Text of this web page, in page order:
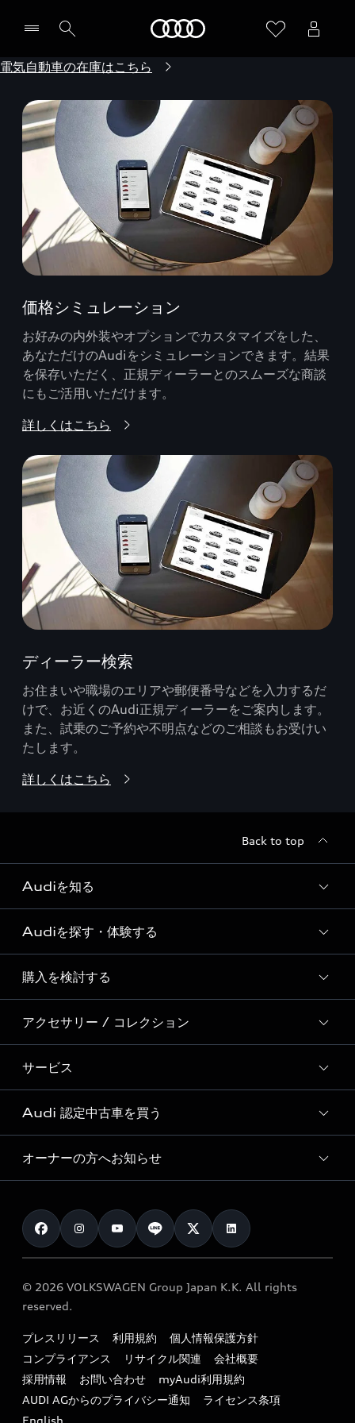
電気自動車の在庫はこちら
価格シミュレーション
お好みの内外装やオプションでカスタマイズをした、
あなただけのAudiをシミュレーションできます。結果
を保存いただく、正規ディーラーとのスムーズな商談
にもご活用いただけます。
詳しくはこちら
ディーラー検索
お住まいや職場のエリアや郵便番号などを入力するだ
けで、お近くのAudi正規ディーラーをご案内します。
また、試乗のご予約や不明点などのご相談もお受けい
たします。
詳しくはこちら
Back to top
Audiを知る
Audi ブランド
Story of Progress
Audi Sport
Formula 1®
デジタルサービス
Audiを探す・体験する
ディーラー検索
新車在庫検索
試乗車・展示車検索
見積り依頼
試乗予約
購入を検討する
モデル一覧
特別仕様モデル / 限定モデル
e-tronラインアップ
価格シミュレーション
車両比較
カタログ一覧
アクセサリー / コレクション
純正アクセサリー
オンラインショップ
Audi collection
アウディナビアプリ
サービス
サービス入庫予約
サービスプログラム
メンテナンス
車検 / 定期点検
e-tronアフターサポート
myAudi
Audi 認定中古車を買う
Audi認定中古車
クオリティ
保証
メンテナンス
ファイナンス
キャンペーン / イベント
買取査定
オーナーの方へお知らせ
お知らせ
オーナー様向けキャンペーン
特定整備適用車一覧
リサイクル法
よくある質問（FAQ）
© 2026 VOLKSWAGEN Group Japan K.K. All rights
reserved.
プレスリリース 利用規約
個人情報保護方針
コンプライアンス
リサイクル関連
会社概要
採用情報
お問い合わせ
myAudi利用規約
AUDI AGからのプライバシー通知
ライセンス条項
English